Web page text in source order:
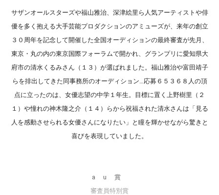
サザンオールスターズや福山雅治、深津絵里ら人気アーティストや俳
優を多く抱える大手芸能プロダクションのアミューズが、来年の創立
３０周年を記念して開催した全国オーディションの最終審査が先月、
東京・丸の内の東京国際フォーラムで開かれ、グランプリに愛知県大
府市の清水くるみさん（１３）が選ばれました。福山雅治や富田靖子
らを排出してきた同事務所のオーディション…応募６５３６８人の頂
点に立ったのは、女優志望の中学１年生。目標に置く上野樹里（２
１）や憧れの神木隆之介（１４）らから祝福された清水さんは「見る
人を感動させられる女優さんになりたい」と瞳を輝かせながら驚きと
喜びを表現していました。
a u 賞
審査員特別賞